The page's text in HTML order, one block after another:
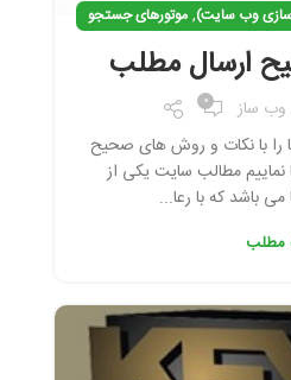
سازی وب سایت),موتورهای جستجو
ارسال مطلب
وب ساز 0
با نکات و روش های صحیح
مطالب سایت یکی از
می باشد که با رعا...
مطلب